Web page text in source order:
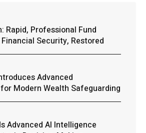
Rapid, Professional Fund
Security, Restored
Advanced
Modern Wealth Safeguarding
Advanced AI Intelligence